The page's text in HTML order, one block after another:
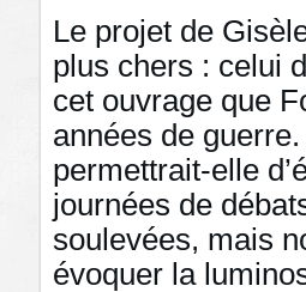
Le projet de
plus chers : celui
cet ouvrage que
années de
permettrait-elle
journées de
soulevées, mais
évoquer la